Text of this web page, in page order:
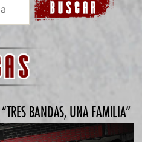
BANDAS, UNA FAMILIA”